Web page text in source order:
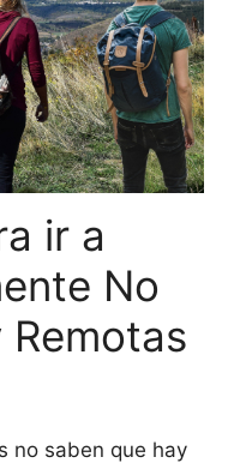
ir a
No
no saben que hay